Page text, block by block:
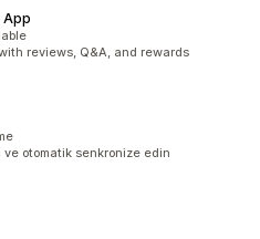
App
reviews, Q&A, and rewards
ve otomatik senkronize edin